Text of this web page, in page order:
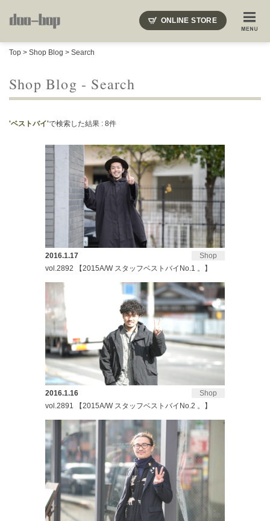
ONLINE STORE
Top > Shop Blog > Search
Shop Blog - Search
'ベストバイ'で検索した結果 : 8件
Shop
2016.1.17
vol.2892 【2015A/W スタッフベストバイNo.1 。】
Shop
2016.1.16
vol.2891 【2015A/W スタッフベストバイNo.2 。】